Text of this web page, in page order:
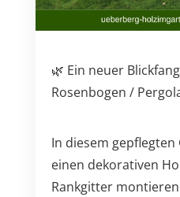
🌿 Ein neuer
Rosenbogen /
In diesem
einen dekorativen
Rankgitter